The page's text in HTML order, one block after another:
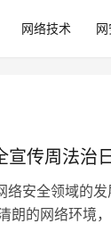
网络技术
传周法治
络安全领域的
朗的网络环境